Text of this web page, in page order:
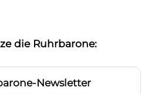
die Ruhrbarone:
Newsletter